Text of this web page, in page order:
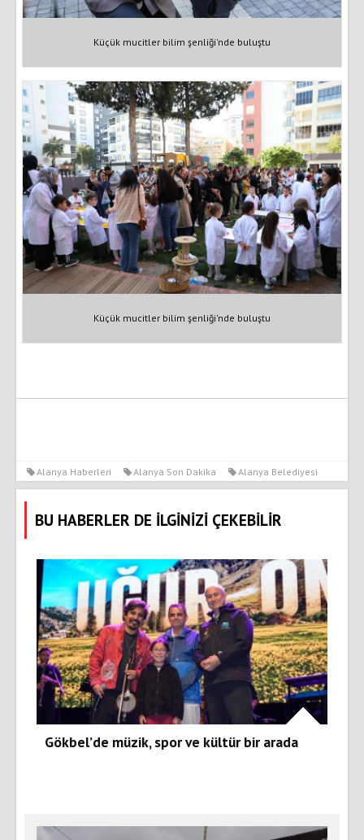
Küçük mucitler bilim şenliği'nde buluştu
Küçük mucitler bilim şenliği'nde buluştu
Alanya Haberleri Alanya Son Dakika Alanya Belediyesi
BU HABERLER DE İLGİNİZİ ÇEKEBİLİR
Gökbel’de müzik, spor ve kültür bir arada